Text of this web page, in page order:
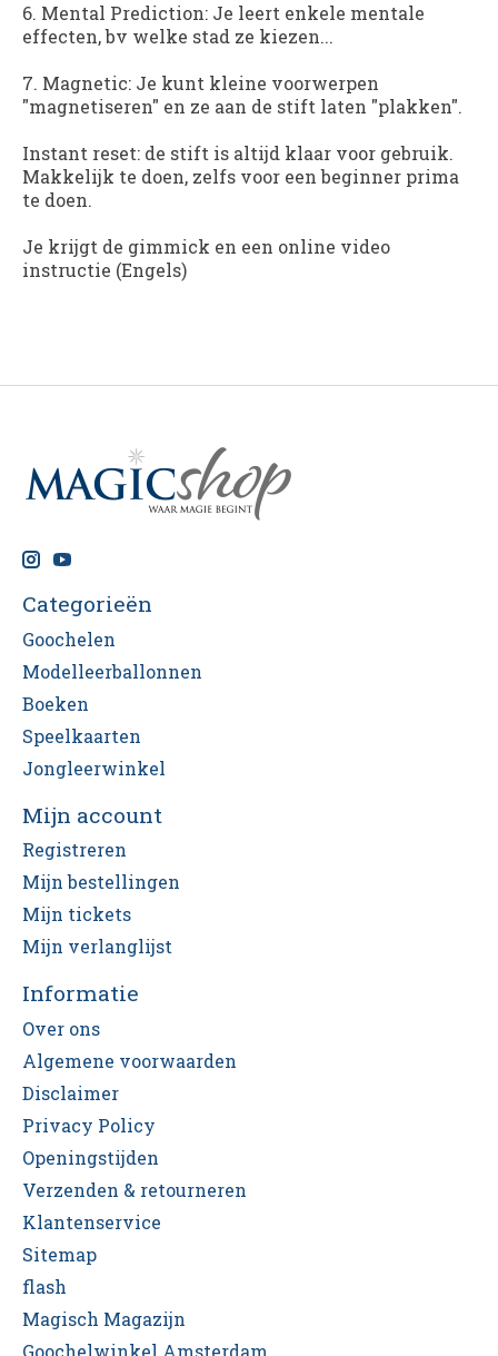
6. Mental Prediction: Je leert enkele mentale
effecten, bv welke stad ze kiezen...
7. Magnetic: Je kunt kleine voorwerpen
"magnetiseren" en ze aan de stift laten "plakken".
Instant reset: de stift is altijd klaar voor gebruik.
Makkelijk te doen, zelfs voor een beginner prima
te doen.
Je krijgt de gimmick en een online video
instructie (Engels)
Categorieën
Goochelen
Modelleerballonnen
Boeken
Speelkaarten
Jongleerwinkel
Mijn account
Registreren
Mijn bestellingen
Mijn tickets
Mijn verlanglijst
Informatie
Over ons
Algemene voorwaarden
Disclaimer
Privacy Policy
Openingstijden
Verzenden & retourneren
Klantenservice
Sitemap
flash
Magisch Magazijn
Goochelwinkel Amsterdam